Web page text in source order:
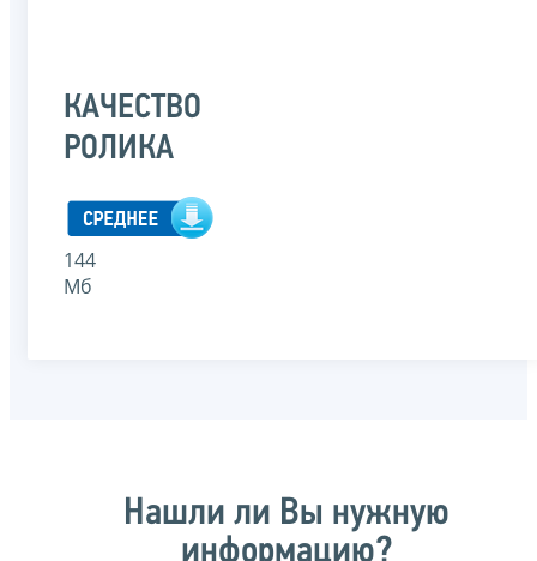
КАЧЕСТВО
РОЛИКА
144
Мб
Нашли ли Вы нужную
информацию?